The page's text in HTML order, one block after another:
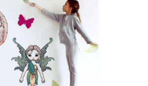
wiele
wariantów.
można
wybrać
na
stronie
produktu